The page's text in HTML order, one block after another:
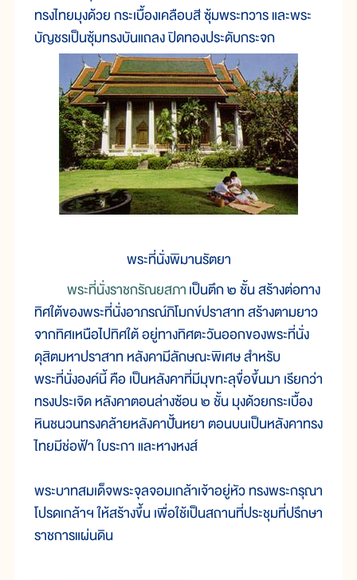
ทรงไทยมุงด้วย กระเบื้องเคลือบสี ซุ้มพระทวาร และพระ
บัญชรเป็นซุ้มทรงบันแถลง ปิดทองประดับกระจก
พระที่นั่งพิมานรัตยา
พระที่นั่งราชกรัณยสภาเป็นตึก ๒ ชั้น สร้างต่อทาง
ทิศใต้ของพระที่นั่งอาภรณ์ภิโมกข์ปราสาท สร้างตามยาว
จากทิศเหนือไปทิศใต้ อยู่ทางทิศตะวันออกของพระที่นั่ง
ดุสิตมหาปราสาท หลังคามีลักษณะพิเศษ สำหรับ
พระที่นั่งองค์นี้ คือ เป็นหลังคาที่มีมุขทะลุขื่อขึ้นมา เรียกว่า
ทรงประเจิด หลังคาตอนล่างซ้อน ๒ ชั้น มุงด้วยกระเบื้อง
หินชนวนทรงคล้ายหลังคาปั้นหยา ตอนบนเป็นหลังคาทรง
ไทยมีช่อฟ้า ใบระกา และหางหงส์
พระบาทสมเด็จพระจุลจอมเกล้าเจ้าอยู่หัว ทรงพระกรุณา
โปรดเกล้าฯ ให้สร้างขึ้น เพื่อใช้เป็นสถานที่ประชุมที่ปรึกษา
ราชการแผ่นดิน